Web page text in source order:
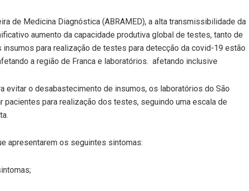
de Medicina Diagnóstica (ABRAMED), a alta transmissibilidade da
aumento da capacidade produtiva global de testes, tanto de
para realização de testes para detecção da covid-19 estão
a região de Franca e laboratórios. afetando inclusive
evitar o desabastecimento de insumos, os laboratórios do São
para realização dos testes, seguindo uma escala de
apresentarem os seguintes sintomas: